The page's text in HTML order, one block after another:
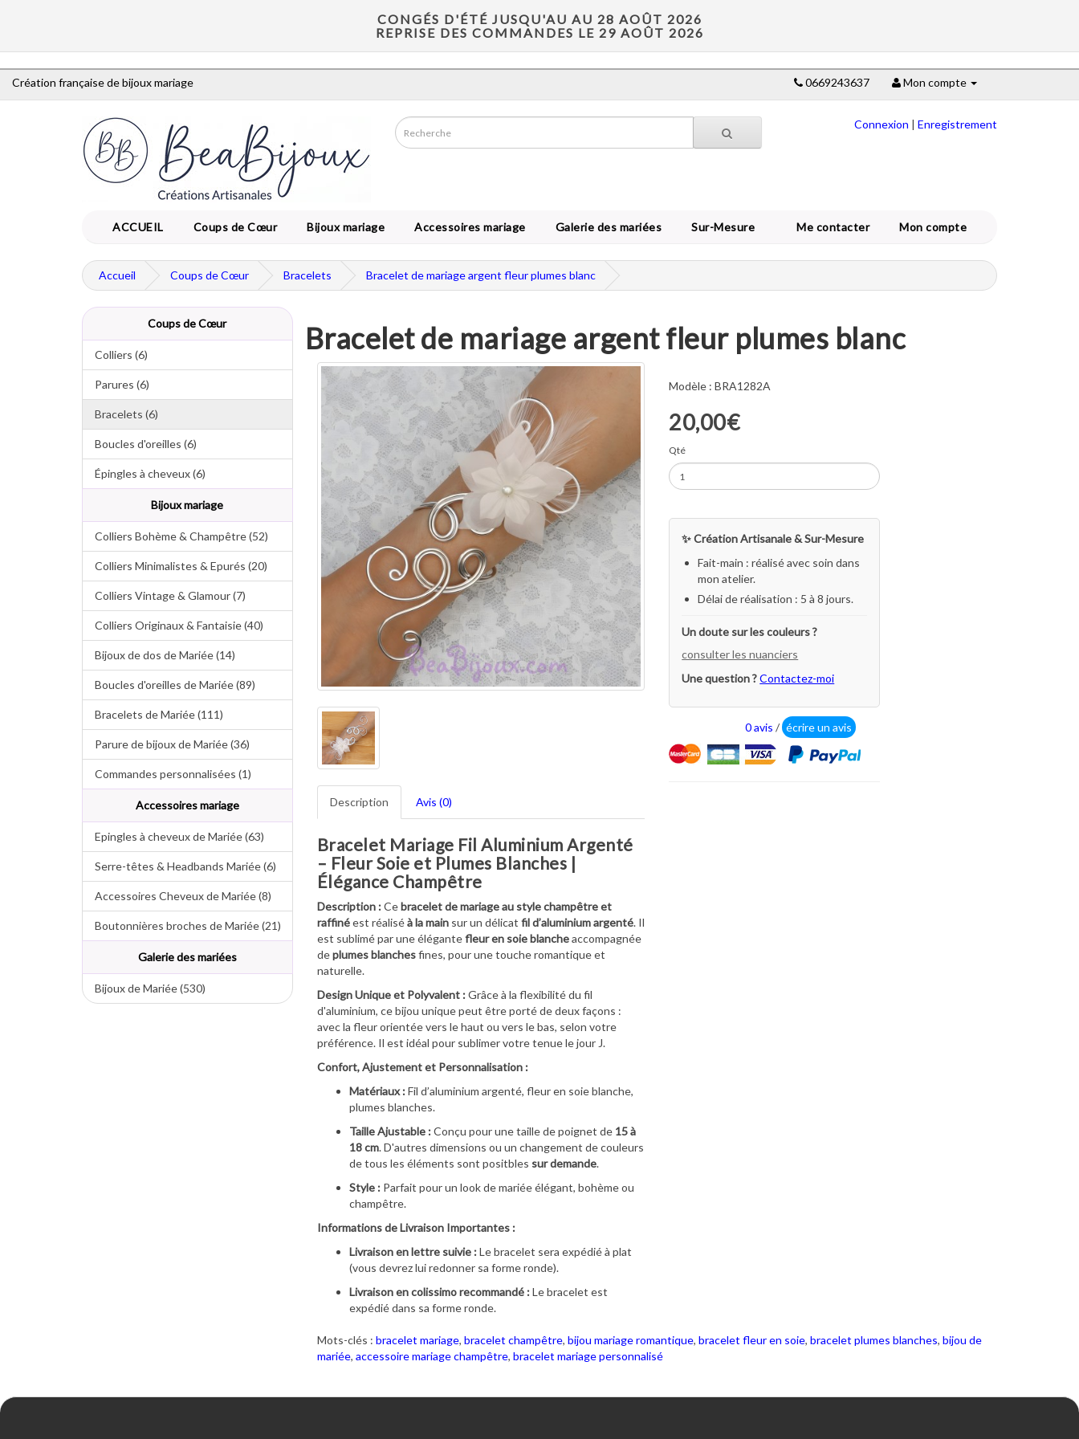
CONGÉS D'ÉTÉ JUSQU'AU AU 28 AOÛT 2026
REPRISE DES COMMANDES LE 29 AOÛT 2026
Création française de bijoux mariage 0669243637 Mon compte
Connexion | Enregistrement
ACCUEIL Coups de Cœur Bijoux mariage Accessoires mariage Galerie des mariées Sur-Mesure Me contacter Mon compte
Accueil Coups de Cœur Bracelets Bracelet de mariage argent fleur plumes blanc
Coups de Cœur
Colliers (6)
Parures (6)
Bracelets (6)
Boucles d'oreilles (6)
Épingles à cheveux (6)
Bijoux mariage
Colliers Bohème & Champêtre (52)
Colliers Minimalistes & Epurés (20)
Colliers Vintage & Glamour (7)
Colliers Originaux & Fantaisie (40)
Bijoux de dos de Mariée (14)
Boucles d'oreilles de Mariée (89)
Bracelets de Mariée (111)
Parure de bijoux de Mariée (36)
Commandes personnalisées (1)
Accessoires mariage
Epingles à cheveux de Mariée (63)
Serre-têtes & Headbands Mariée (6)
Accessoires Cheveux de Mariée (8)
Boutonnières broches de Mariée (21)
Galerie des mariées
Bijoux de Mariée (530)
Bracelet de mariage argent fleur plumes blanc
Description Avis (0)
Bracelet Mariage Fil Aluminium Argenté
– Fleur Soie et Plumes Blanches |
Élégance Champêtre
Description :Cebracelet de mariage au style champêtre et
raffinéest réaliséà la mainsur un délicat fil d’aluminium argenté. Il
est sublimé par une élégantefleur en soie blancheaccompagnée
deplumes blanchesfines, pour une touche romantique et
naturelle.
Design Unique et Polyvalent :Grâce à la flexibilité du fil
d'aluminium, ce bijou unique peut être porté de deux façons :
avec la fleur orientée vers le haut ou vers le bas, selon votre
préférence. Il est idéal pour sublimer votre tenue le jour J.
Confort, Ajustement et Personnalisation :
Matériaux :Fil d’aluminium argenté, fleur en soie blanche,
plumes blanches.
Taille Ajustable :Conçu pour une taille de poignet de 15 à
18 cm. D'autres dimensions ou un changement de couleurs
de tous les éléments sont positbles sur demande.
Style :Parfait pour un look de mariée élégant, bohème ou
champêtre.
Informations de Livraison Importantes :
Livraison en lettre suivie :Le bracelet sera expédié à plat
(vous devrez lui redonner sa forme ronde).
Livraison en colissimo recommandé :Le bracelet est
expédié dans sa forme ronde.
Modèle : BRA1282A
20,00€
Qté
✨ Création Artisanale & Sur-Mesure
Fait-main : réalisé avec soin dans
mon atelier.
Délai de réalisation : 5 à 8 jours.
Un doute sur les couleurs ?
consulter les nuanciers
Une question ?Contactez-moi
0 avis / écrire un avis
Mots-clés : bracelet mariage, bracelet champêtre, bijou mariage romantique, bracelet fleur en soie, bracelet plumes blanches, bijou de
mariée, accessoire mariage champêtre, bracelet mariage personnalisé